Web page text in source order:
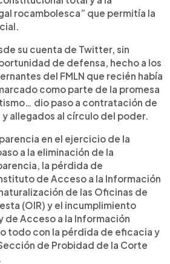
rocambolesca” que permitía la
su cuenta de Twitter, sin
de defensa, hecho a los
del FMLN que recién había
como parte de la promesa
dio paso a contratación de
allegados al círculo del poder.
en el ejercicio de la
a la eliminación de la
la pérdida de
de Acceso a la Información
de las Oficinas de
(OIR) y el incumplimiento
de Acceso a la Información
todo con la pérdida de eficacia y
de Probidad de la Corte